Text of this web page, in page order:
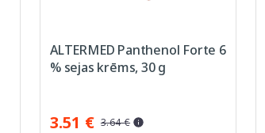
ALTERMED Panthenol Forte 6
% sejas krēms, 30 g
3.51 € 3.64 €